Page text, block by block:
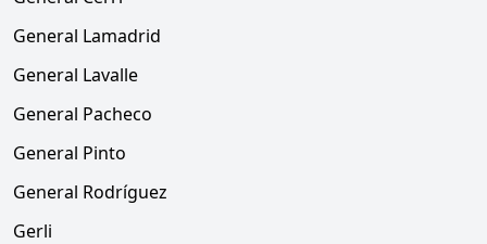
General Lamadrid
General Lavalle
General Pacheco
General Pinto
General Rodríguez
Gerli